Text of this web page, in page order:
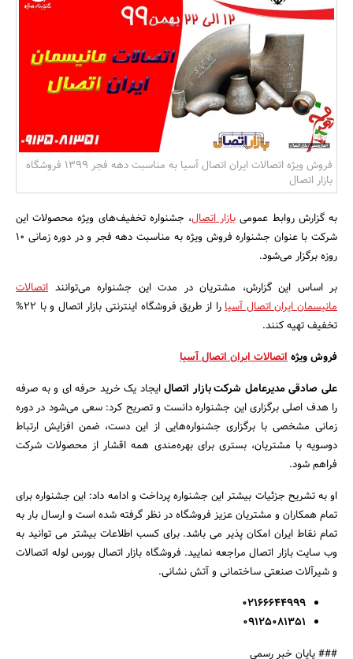
مسکن و ساختمان
فروش ویژه اتصالات ایران اتصال آسیا به مناسبت دهه فجر 1399 فروشگاه
بازار اتصال
به گزارش روابط عمومیبازار اتصال، جشنواره تخفیف‌های ویژه محصولات این
شرکت با عنوان جشنواره فروش ویژه به مناسبت دهه فجر و در دوره زمانی 10
روزه برگزار می‌شود.
بر اساس این گزارش، مشتریان در مدت این جشنواره می‌توانند اتصالات
مانیسمان ایران اتصال آسیا
را از طریق فروشگاه اینترنتی بازار اتصال و با 22%
تخفیف تهیه کنند.
فروش ویژهاتصالات ایران اتصال آسیا
علی صادقی مدیرعامل شرکت بازار اتصالایجاد یک خرید حرفه ای و به صرفه
را هدف اصلی برگزاری این جشنواره دانست و تصریح کرد: سعی می‌شود در دوره
زمانی مشخصی با برگزاری جشنواره‌هایی از این دست، ضمن افزایش ارتباط
دوسویه با مشتریان، بستری برای بهره‌مندی همه اقشار از محصولات شرکت
فراهم شود.
او به تشریح جزئیات بیشتر این جشنواره پرداخت و ادامه داد: این جشنواره برای
تمام همکاران و مشتریان عزیز فروشگاه در نظر گرفته شده است و ارسال بار به
تمام نقاط ایران امکان پذیر می باشد. برای کسب اطلاعات بیشتر می توانید به
وب سایت بازار اتصال مراجعه نمایید. فروشگاه بازار اتصال بورس لوله اتصالات
و شیرآلات صنعتی ساختمانی و آتش نشانی.
02166644999
09125081351
### پایان خبر رسمی